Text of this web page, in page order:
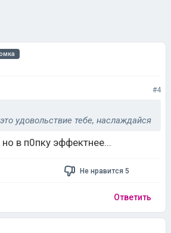
#4
удовольствие тебе, наслаждайся
в п0пку эффектнее...
Не нравится 5
Ответить